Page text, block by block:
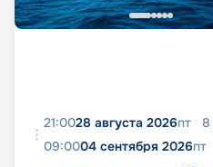
21:0028 августа 2026пт 8
09:0004 сентября 2026пт